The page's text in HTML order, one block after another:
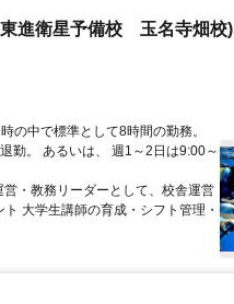
進衛星予備校 玉名寺畑校)
の中で標準として8時間の勤務。
勤。 あるいは、 週1～2日は9:00～
・教務リーダーとして、校舎運営
大学生講師の育成・シフト管理・